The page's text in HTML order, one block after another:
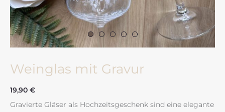
Weinglas mit Gravur
19,90 €
Gravierte Gläser als Hochzeitsgeschenk sind eine elegante